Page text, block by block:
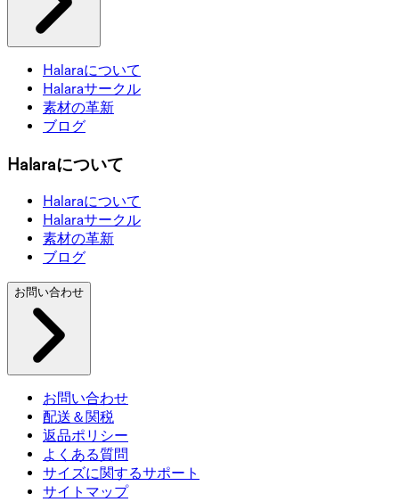
Halaraについて
Halaraサークル
素材の革新
ブログ
Halaraについて
Halaraについて
Halaraサークル
素材の革新
ブログ
お問い合わせ
お問い合わせ
配送＆関税
返品ポリシー
よくある質問
サイズに関するサポート
サイトマップ